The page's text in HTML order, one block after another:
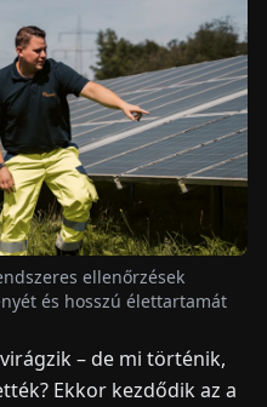
ellenőrzések
és hosszú élettartamát
– de mi történik,
Ekkor kezdődik az a